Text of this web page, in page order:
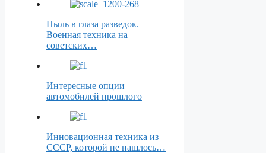
Пыль в глаза разведок.
Военная техника на
советских…
Интересные опции
автомобилей прошлого
Инновационная техника из
СССР, которой не нашлось…